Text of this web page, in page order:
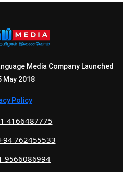
Media Company Launched
May 2018
Policy
4166487775
762455533
9566086994